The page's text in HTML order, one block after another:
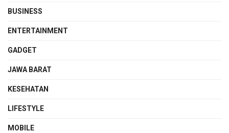
BUSINESS
ENTERTAINMENT
GADGET
JAWA BARAT
KESEHATAN
LIFESTYLE
MOBILE